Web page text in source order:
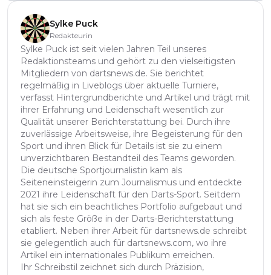
Sylke Puck
Redakteurin
Sylke Puck ist seit vielen Jahren Teil unseres
Redaktionsteams und gehört zu den vielseitigsten
Mitgliedern von dartsnews.de. Sie berichtet
regelmäßig in Liveblogs über aktuelle Turniere,
verfasst Hintergrundberichte und Artikel und trägt mit
ihrer Erfahrung und Leidenschaft wesentlich zur
Qualität unserer Berichterstattung bei. Durch ihre
zuverlässige Arbeitsweise, ihre Begeisterung für den
Sport und ihren Blick für Details ist sie zu einem
unverzichtbaren Bestandteil des Teams geworden.
Die deutsche Sportjournalistin kam als
Seiteneinsteigerin zum Journalismus und entdeckte
2021 ihre Leidenschaft für den Darts-Sport. Seitdem
hat sie sich ein beachtliches Portfolio aufgebaut und
sich als feste Größe in der Darts-Berichterstattung
etabliert. Neben ihrer Arbeit für dartsnews.de schreibt
sie gelegentlich auch für dartsnews.com, wo ihre
Artikel ein internationales Publikum erreichen.
Ihr Schreibstil zeichnet sich durch Präzision,